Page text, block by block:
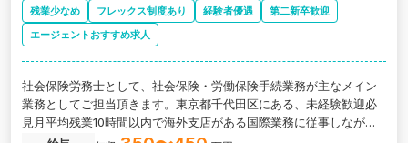
残業少なめ フレックス制度あり 経験者優遇
第二新卒歓迎
エージェントおすすめ求人
社会保険労務士として、社会保険・労働保険手続業務が主なメイン
業務としてご担当頂きます。東京都千代田区にある、未経験歓迎必
見月平均残業10時間以内で海外支店がある国際業務に従事しながら